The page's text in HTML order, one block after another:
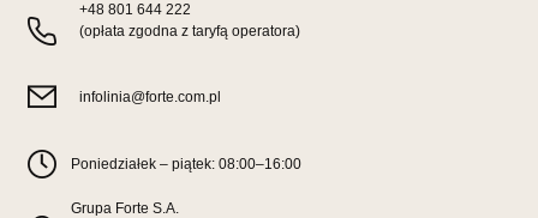
Salon meblowy
83-340 SIERAKOWICE
Godziny otwarcia
+48 801 644 222
(opłata zgodna z taryfą operatora)
infolinia@forte.com.pl
Poniedziałek – piątek: 08:00–16:00
Grupa Forte S.A.